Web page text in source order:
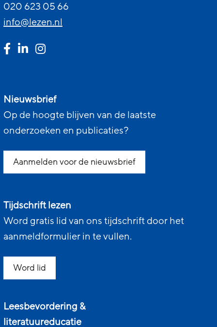
020 623 05 66
info@lezen.nl
Nieuwsbrief
Op de hoogte blijven van de laatste
onderzoeken en publicaties?
Aanmelden voor de nieuwsbrief
Tijdschrift lezen
Word gratis lid van ons tijdschrift door het
aanmeldformulier in te vullen.
Word lid
Leesbevordering &
literatuureducatie